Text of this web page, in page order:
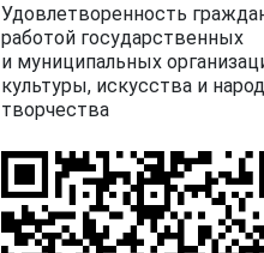
Удовлетворенность
работой государственных
и муниципальных
культуры, искусства и
творчества